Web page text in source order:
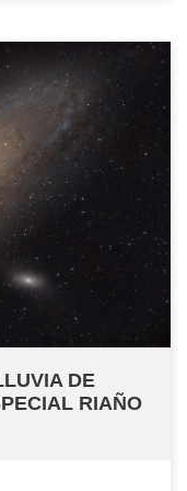
DE
RIAÑO